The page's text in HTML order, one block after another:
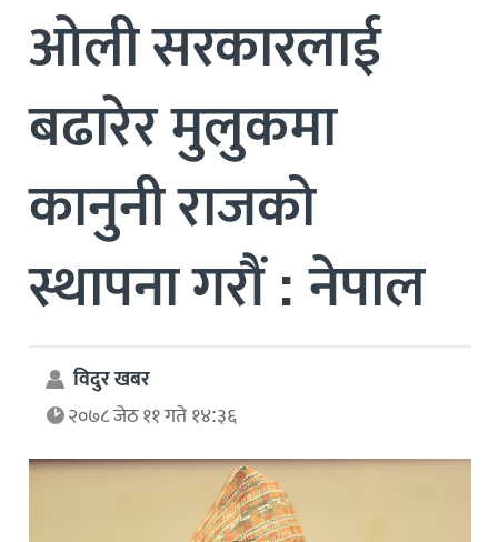
ओली सरकारलाई
बढारेर मुलुकमा
कानुनी राजको
स्थापना गरौं : नेपाल
विदुर खबर
२०७८ जेठ ११ गते १४:३६